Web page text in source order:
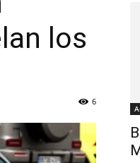
los
6